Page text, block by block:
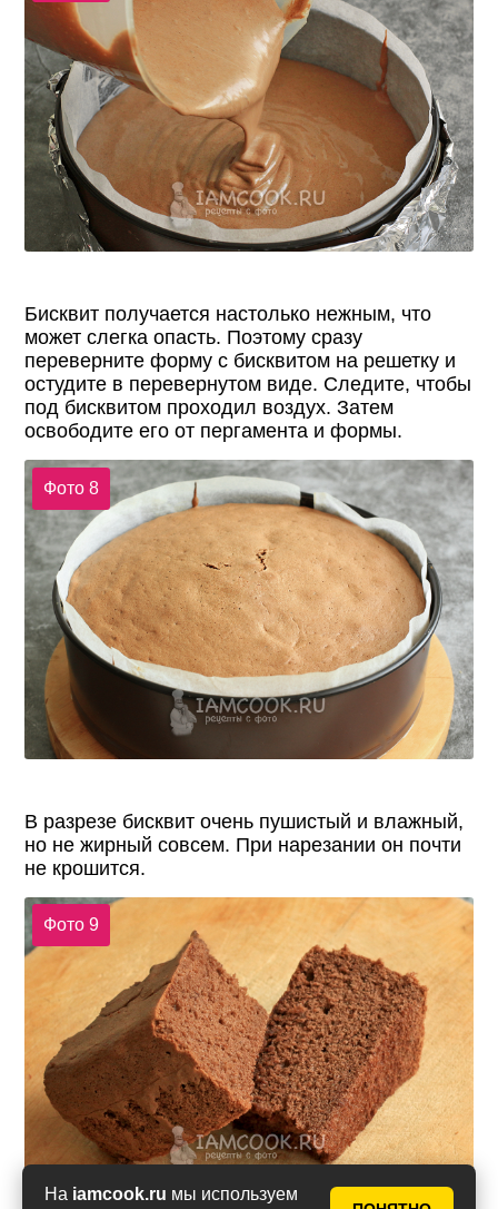
На iamcook.ru мы используем
Бисквит получается настолько нежным, что
может слегка опасть. Поэтому сразу
переверните форму с бисквитом на решетку и
остудите в перевернутом виде. Следите, чтобы
под бисквитом проходил воздух. Затем
освободите его от пергамента и формы.
Фото 8
В разрезе бисквит очень пушистый и влажный,
но не жирный совсем. При нарезании он почти
не крошится.
Фото 9